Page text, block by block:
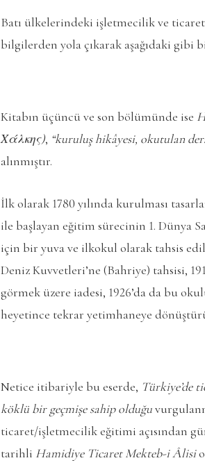
Batı ülkelerindeki işletmecilik ve
bilgilerden yola çıkarak aşağıdaki gibi
Kitabın üçüncü ve son bölümünde ise
Χάλκης), “kuruluş hikâyesi, okutulan
alınmıştır.
İlk olarak 1780 yılında kurulması
ile başlayan eğitim sürecinin 1. Dünya
için bir yuva ve ilkokul olarak tahsis
Deniz Kuvvetleri’ne (Bahriye) tahsisi,
görmek üzere iadesi, 1926’da da bu
heyetince tekrar yetimhaneye
Netice itibariyle bu eserde, Türkiye’de
köklü bir geçmişe sahip olduğu
ticaret/işletmecilik eğitimi açısından
tarihli Hamidiye Ticaret Mekteb-i Âlisi